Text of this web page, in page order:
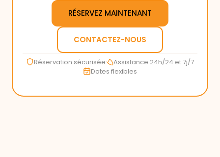
RÉSERVEZ MAINTENANT
CONTACTEZ-NOUS
Réservation sécurisée
Assistance 24h/24 et 7j/7
Dates flexibles